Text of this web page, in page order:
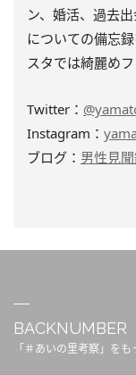
ン、婚活、過去
についての備忘
スタでは綺麗め
Twitter：
Instagram：
ブログ： 男性見
BACKNUMBER
「＃あいの里考察」をも